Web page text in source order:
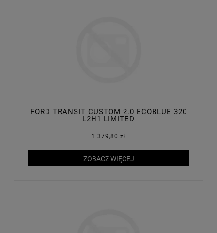
FORD TRANSIT CUSTOM 2.0 ECOBLUE 320
L2H1 LIMITED
1 379,80 zł
ZOBACZ WIĘCEJ